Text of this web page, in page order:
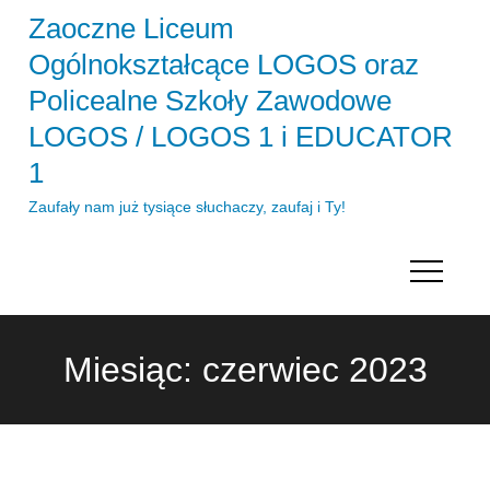
content
Zaoczne Liceum
Ogólnokształcące LOGOS oraz
Policealne Szkoły Zawodowe
LOGOS / LOGOS 1 i EDUCATOR
1
Zaufały nam już tysiące słuchaczy, zaufaj i Ty!
Miesiąc: czerwiec 2023